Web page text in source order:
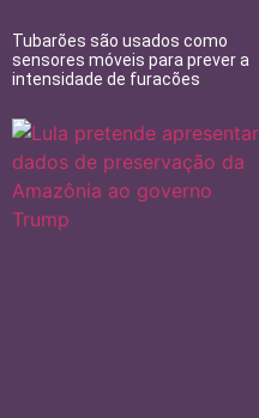
Tubarões são usados como
sensores móveis para prever a
intensidade de furacões